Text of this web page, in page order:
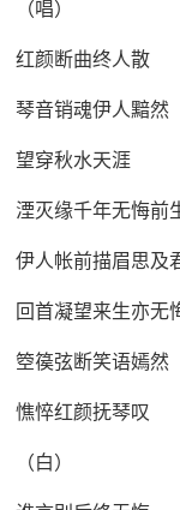
（唱）
红颜断曲终人散
琴音销魂伊人黯然
望穿秋水天涯
湮灭缘千年无悔前
伊人帐前描眉思及
回首凝望来生亦无
箜篌弦断笑语嫣然
憔悴红颜抚琴叹
（白）